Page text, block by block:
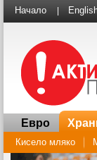
Начало
Евро
Кисело мляко